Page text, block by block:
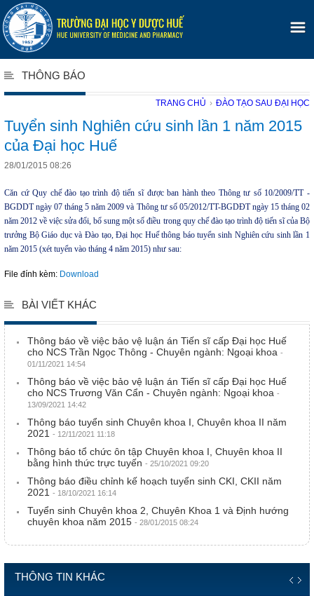
THÔNG BÁO
TRANG CHỦ › ĐÀO TẠO SAU ĐẠI HỌC
Tuyển sinh Nghiên cứu sinh lần 1 năm 2015
của Đại học Huế
28/01/2015 08:26
Căn cứ Quy chế đào tạo trình độ tiến sĩ được ban hành theo Thông tư số 10/2009/TT -
BGDDT ngày 07 tháng 5 năm 2009 và Thông tư số 05/2012/TT-BGDĐT ngày 15 tháng 02
năm 2012 về việc sửa đổi, bổ sung một số điều trong quy chế đào tạo trình độ tiến sĩ của Bộ
trưởng Bộ Giáo dục và Đào tạo, Đại học Huế thông báo tuyển sinh Nghiên cứu sinh lần 1
năm 2015 (xét tuyển vào tháng 4 năm 2015) như sau:
File đính kèm: Download
BÀI VIẾT KHÁC
Thông báo về việc bảo vệ luận án Tiến sĩ cấp Đại học Huế
cho NCS Trần Ngọc Thông - Chuyên ngành: Ngoại khoa -
01/11/2021 14:54
Thông báo về việc bảo vệ luận án Tiến sĩ cấp Đại học Huế
cho NCS Trương Văn Cẩn - Chuyên ngành: Ngoại khoa -
13/09/2021 14:42
Thông báo tuyển sinh Chuyên khoa I, Chuyên khoa II năm
2021 - 12/11/2021 11:18
Thông báo tổ chức ôn tập Chuyên khoa I, Chuyên khoa II
bằng hình thức trực tuyến - 25/10/2021 09:20
Thông báo điều chỉnh kế hoạch tuyển sinh CKI, CKII năm
2021 - 18/10/2021 16:14
Tuyển sinh Chuyên khoa 2, Chuyên Khoa 1 và Định hướng
chuyên khoa năm 2015 - 28/01/2015 08:24
THÔNG TIN KHÁC